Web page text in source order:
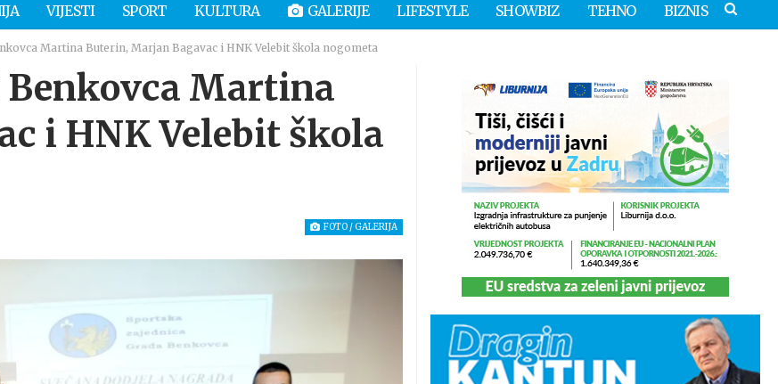
VIJESTI SPORT KULTURA GALERIJE LIFESTYLE SHOWBIZ TEHNO BIZNIS
Martina Buterin, Marjan Bagavac i HNK Velebit škola nogometa
Martina
i HNK Velebit škola
FOTO / GALERIJA